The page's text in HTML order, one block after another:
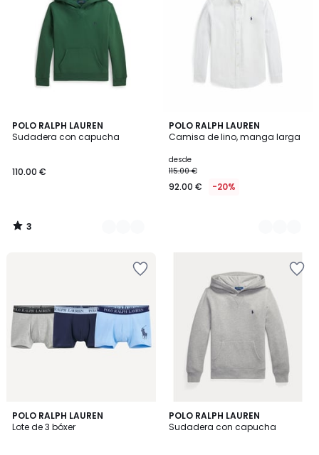
POLO RALPH LAUREN
Sudadera con capucha
110.00 €
3
/
2
Colores
3
/
POLO RALPH LAUREN
Camisa de lino, manga larga
desde
115.00 €
92.00 € -20%
2
Colores
POLO RALPH LAUREN
Lote de 3 bóxer
POLO RALPH LAUREN
Sudadera con capucha
3
/